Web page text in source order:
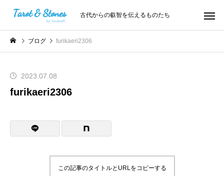
古代からの叡智を伝えるものたち
ブログ furikaeri2306
2023.07.08
furikaeri2306
この記事のタイトルとURLをコピーする